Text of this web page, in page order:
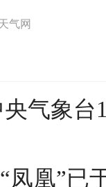
气网
气象台
凤凰”已